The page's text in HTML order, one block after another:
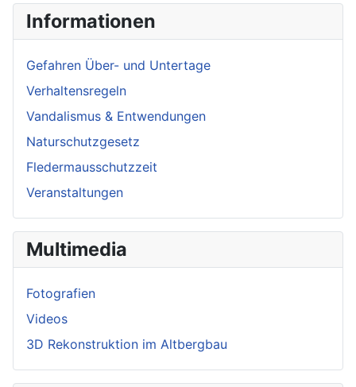
Informationen
Gefahren Über- und Untertage
Verhaltensregeln
Vandalismus & Entwendungen
Naturschutzgesetz
Fledermausschutzzeit
Veranstaltungen
Multimedia
Fotografien
Videos
3D Rekonstruktion im Altbergbau